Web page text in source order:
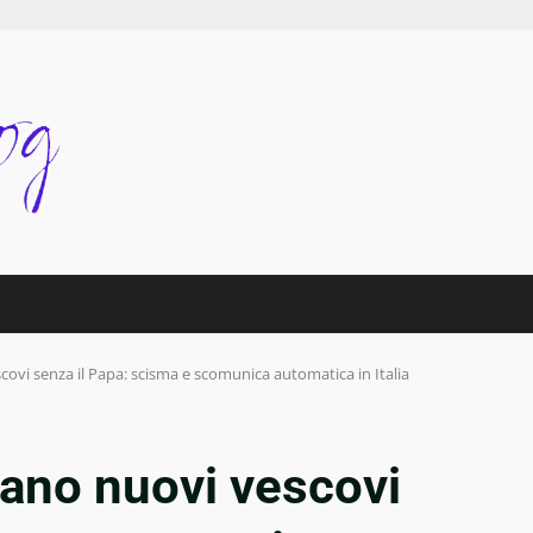
senza il Papa: scisma e scomunica automatica in Italia
nuovi vescovi